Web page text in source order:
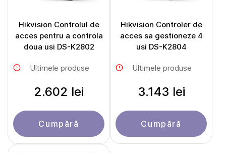
Hikvision Controlul de
acces pentru a controla
doua usi DS-K2802
Ultimele produse
2.602 lei
Cumpără
Hikvision Controler de
acces sa gestioneze 4
usi DS-K2804
Ultimele produse
3.143 lei
Cumpără